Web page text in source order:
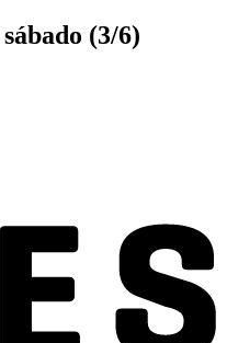
(3/6)